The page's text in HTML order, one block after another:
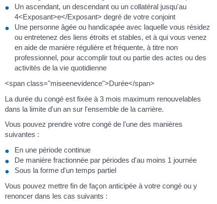
Un ascendant, un descendant ou un collatéral jusqu'au
4<Exposant>e</Exposant> degré de votre conjoint
Une personne âgée ou handicapée avec laquelle vous résidez
ou entretenez des liens étroits et stables, et à qui vous venez
en aide de manière régulière et fréquente, à titre non
professionnel, pour accomplir tout ou partie des actes ou des
activités de la vie quotidienne
<span class="miseenevidence">Durée</span>
La durée du congé est fixée à 3 mois maximum renouvelables
dans la limite d'un an sur l'ensemble de la carrière.
Vous pouvez prendre votre congé de l'une des manières
suivantes :
En une période continue
De manière fractionnée par périodes d'au moins 1 journée
Sous la forme d'un temps partiel
Vous pouvez mettre fin de façon anticipée à votre congé ou y
renoncer dans les cas suivants :